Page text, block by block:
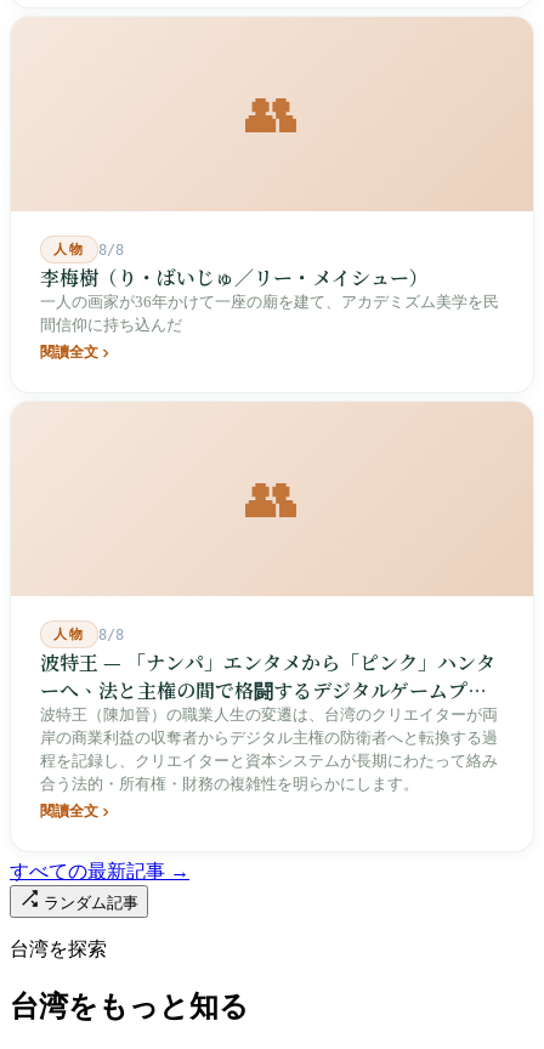
👥
人物 8/8
李梅樹（り・ばいじゅ／リー・メイシュー）
一人の画家が36年かけて一座の廟を建て、アカデミズム美学を民
間信仰に持ち込んだ
閱讀全文
👥
人物 8/8
波特王 — 「ナンパ」エンタメから「ピンク」ハンタ
ーへ、法と主権の間で格闘するデジタルゲームプレ
イヤー
波特王（陳加晉）の職業人生の変遷は、台湾のクリエイターが両
岸の商業利益の収奪者からデジタル主権の防衛者へと転換する過
程を記録し、クリエイターと資本システムが長期にわたって絡み
合う法的・所有権・財務の複雑性を明らかにします。
閱讀全文
すべての最新記事 →
ランダム記事
台湾を探索
台湾をもっと知る